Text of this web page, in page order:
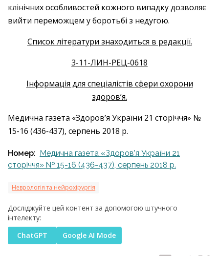
клінічних особливостей кожного випадку дозволяє
вийти переможцем у боротьбі з недугою.
Список літератури знаходиться в редакції.
3-11-ЛИН-РЕЦ-0618
Інформація для спеціалістів сфери охорони
здоров’я.
Медична газета «Здоров’я України 21 сторіччя» №
15-16 (436-437), серпень 2018 р.
Номер: Медична газета «Здоров’я України 21
сторіччя» № 15-16 (436-437), серпень 2018 р.
Неврологія та нейрохірургія
Досліджуйте цей контент за допомогою штучного
інтелекту:
ChatGPT
Google AI Mode